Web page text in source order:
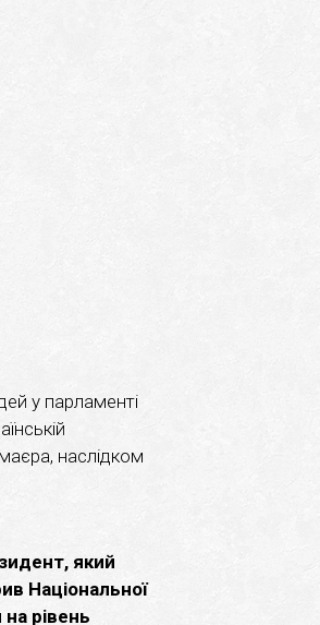
у парламенті
наслідком
який
Національної
рівень